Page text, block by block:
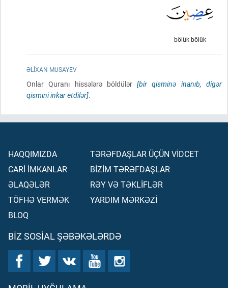
bölük bölük
ƏLIXAN MUSAYEV
Onlar Quranı hissələrə böldülər[bir qisminə inanıb, digər
qismini inkar etdilər].
HAQQIMIZDA
CARİ İMKANLAR
ƏLAQƏLƏR
TÖFHƏ VERMƏK
BLOQ
TƏRƏFDAŞLAR ÜÇÜN VİDCET
BİZİM TƏRƏFDAŞLAR
RƏY VƏ TƏKLİFLƏR
YARDIM MƏRKƏZİ
BIZ SOSIAL ŞƏBƏKƏLƏRDƏ